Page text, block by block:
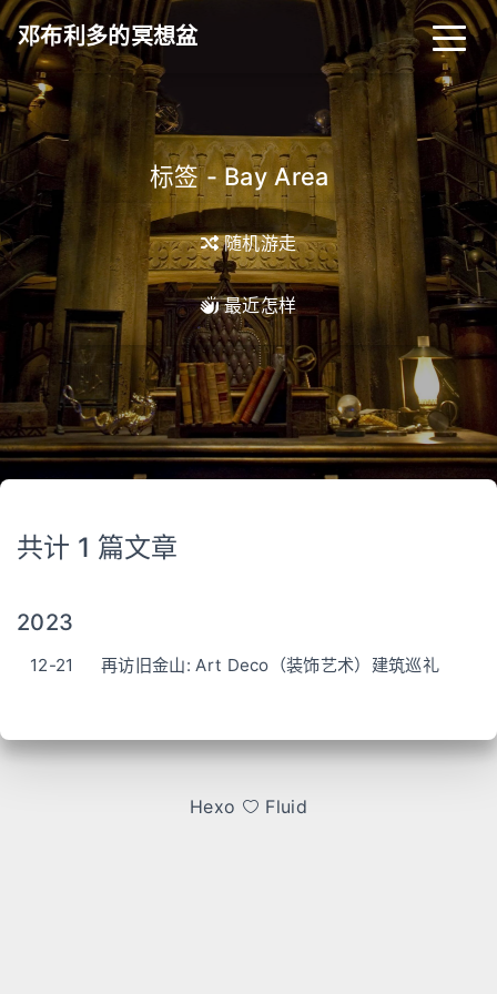
邓布利多的冥想盆
标签 - Bay Area_
随机游走
最近怎样
共计 1 篇文章
2023
12-21 再访旧金山: Art Deco（装饰艺术）建筑巡礼
Hexo Fluid